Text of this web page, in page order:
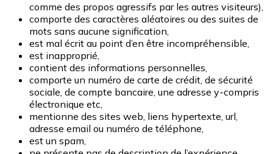
comme des propos agressifs par les autres visiteurs),
comporte des caractères aléatoires ou des suites de
mots sans aucune signification,
est mal écrit au point d’en être incompréhensible,
est inapproprié,
contient des informations personnelles,
comporte un numéro de carte de crédit, de sécurité
sociale, de compte bancaire, une adresse y-compris
électronique etc,
mentionne des sites web, liens hypertexte, url,
adresse email ou numéro de téléphone,
est un spam,